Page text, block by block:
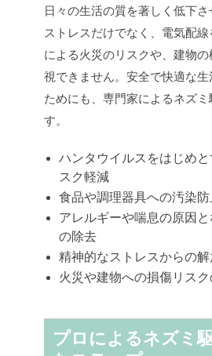
日々の生活の質を著しく低下
ストレスだけでなく、電気配
による火災のリスクや、建物
視できません。安全で快適な
ためにも、専門家によるネズ
す。
ハンタウイルスをはじめと
スク軽減
食品や調理器具への汚染防
アレルギーや喘息の原因
の除去
精神的なストレスからの解
火災や建物への損傷リスク
プロによるネズミ